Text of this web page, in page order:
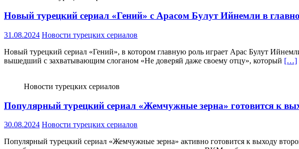
Новый турецкий сериал «Гений» с Арасом Булут Ийнемли в
31.08.2024 Новости турецких сериалов
Новый турецкий сериал «Гений», в котором главную роль играет Арас Булут
вышедший с захватывающим слоганом «Не доверяй даже своему отцу», который […]
Новости турецких сериалов
Популярный турецкий сериал «Жемчужные зерна» готовится к
30.08.2024 Новости турецких сериалов
Популярный турецкий сериал «Жемчужные зерна» активно готовится к выходу